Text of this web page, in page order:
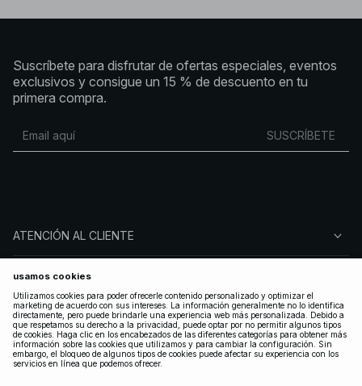
Suscríbete para disfrutar de ofertas especiales, eventos
exclusivos y consigue un 15 % de descuento en tu
primera compra.
SUSCRÍBETE
ATENCIÓN AL CLIENTE
SOBRE NA-KD
SÍGUENOS
LEGAL